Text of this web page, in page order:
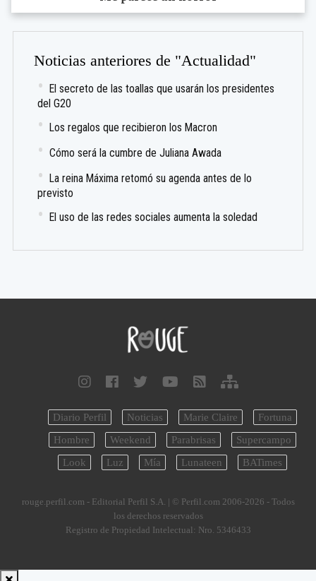
Noticias anteriores de "Actualidad"
El secreto de las toallas que usarán los presidentes
del G20
Los regalos que recibieron los Macron
Cómo será la cumbre de Juliana Awada
La reina Máxima retomó su agenda antes de lo
previsto
El uso de las redes sociales aumenta la soledad
Diario Perfil Noticias Marie Claire
Fortuna
Hombre
Weekend Parabrisas
Supercampo
Look
Luz Mía Lunateen BATimes
rouge.perfil.com - Editorial Perfil S.A. | © Perfil.com 2006-2026 - Todos
los derechos reservados
Registro de Propiedad Intelectual: Nro. 5346433